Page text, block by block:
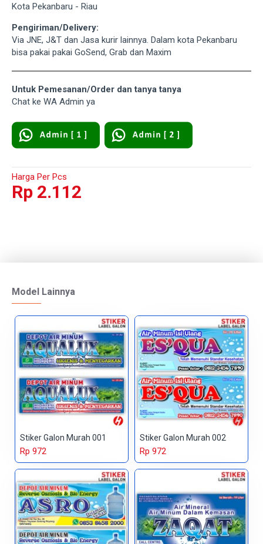
Kota Pekanbaru - Riau
Pengiriman/Delivery:
Via JNE, J&T dan Jasa kurir lainnya. Dalam kota Pekanbaru
bisa pakai pakai GoSend, Grab dan Maxim
Untuk Pemesanan/Order dan tanya tanya
Chat ke WA Admin ya
Harga Per Pcs
Rp 2.112
Model Lainnya
Stiker Galon Murah 001
Rp 972
Stiker Galon Murah 002
Rp 972